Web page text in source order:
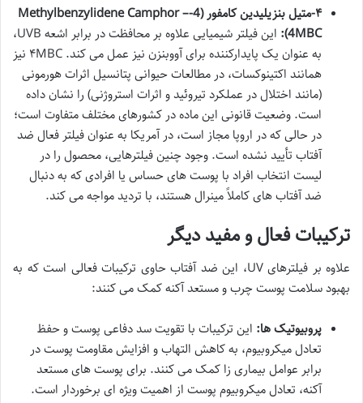
۴-متیل بنزیلیدین کامفور (4-Methylbenzylidene Camphor –
4MBC):
این فیلتر شیمیایی علاوه بر محافظت در برابر اشعه UVB،
به عنوان یک پایدارکننده برای آووبنزن نیز عمل می کند. ۴MBC نیز
همانند اکتینوکسات، در مطالعات حیوانی پتانسیل اثرات هورمونی
(مانند اختلال در عملکرد تیروئید و اثرات استروژنی) را نشان داده
است. وضعیت قانونی این ماده در کشورهای مختلف متفاوت است؛
در حالی که در اروپا مجاز است، در آمریکا به عنوان فیلتر فعال ضد
آفتاب تأیید نشده است. وجود چنین فیلترهایی، محصول را در
لیست انتخاب افراد با پوست های حساس یا افرادی که به دنبال
ضد آفتاب های کاملاً مینرال هستند، با تردید مواجه می کند.
ترکیبات فعال و مفید دیگر
علاوه بر فیلترهای UV، این ضد آفتاب حاوی ترکیبات فعالی است که به
بهبود سلامت پوست چرب و مستعد آکنه کمک می کنند:
پروبیوتیک ها: این ترکیبات با تقویت سد دفاعی پوست و حفظ
تعادل میکروبیوم، به کاهش التهاب و افزایش مقاومت پوست در
برابر عوامل بیماری زا کمک می کنند. برای پوست های مستعد
آکنه، تعادل میکروبیوم پوست از اهمیت ویژه ای برخوردار است.